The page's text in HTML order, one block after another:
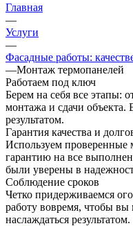
Главная
—
Услуги
—
Фасадные работы:
—Монтаж термопанелей
Работаем под ключ
Берем на себя все этапы:
монтажа и сдачи объекта.
результатом.
Гарантия качества и
Используем проверенные
гарантию на все
были уверены в
Соблюдение сроков
Четко придерживаемся
работу вовремя, чтобы
наслаждаться результатом.